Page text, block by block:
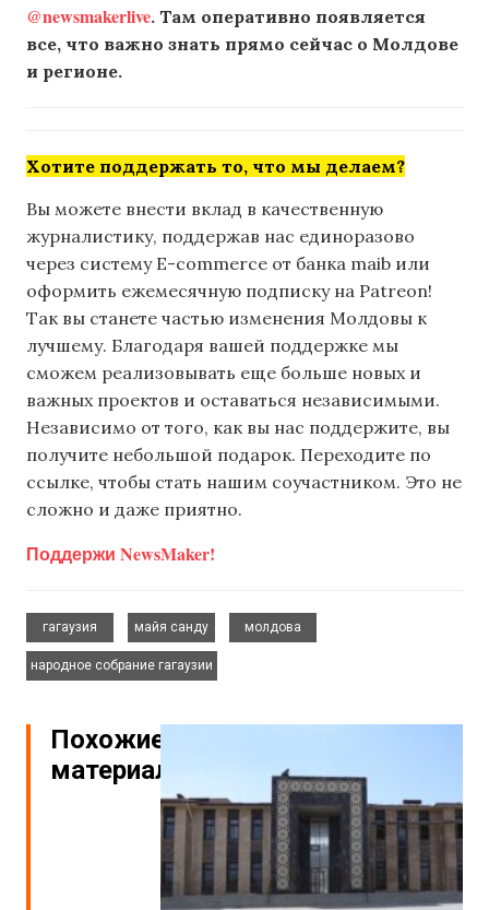
@newsmakerlive. Там оперативно появляется
все, что важно знать прямо сейчас о Молдове
и регионе.
Хотите поддержать то, что мы делаем?
Вы можете внести вклад в качественную
журналистику, поддержав нас единоразово
через систему E-commerce от банка maib или
оформить ежемесячную подписку на Patreon!
Так вы станете частью изменения Молдовы к
лучшему. Благодаря вашей поддержке мы
сможем реализовывать еще больше новых и
важных проектов и оставаться независимыми.
Независимо от того, как вы нас поддержите, вы
получите небольшой подарок. Переходите по
ссылке, чтобы стать нашим соучастником. Это не
сложно и даже приятно.
Поддержи NewsMaker!
гагаузия
майя санду
молдова
народное собрание гагаузии
Похожие
материалы